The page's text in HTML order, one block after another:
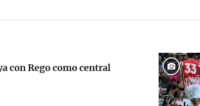
con Rego como central